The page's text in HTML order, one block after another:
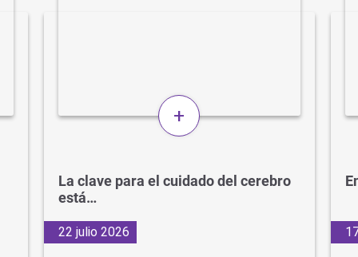
+
La clave para el cuidado del cerebro
está…
22 julio 2026